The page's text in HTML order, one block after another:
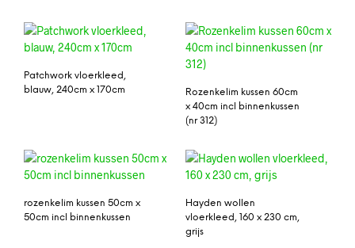
Patchwork vloerkleed,
blauw, 240cm x 170cm
Rozenkelim kussen 60cm
x 40cm incl binnenkussen
(nr 312)
rozenkelim kussen 50cm x
50cm incl binnenkussen
Hayden wollen
vloerkleed, 160 x 230 cm,
grijs